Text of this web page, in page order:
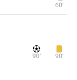
60‎’‎
90‎’‎ 90‎’‎